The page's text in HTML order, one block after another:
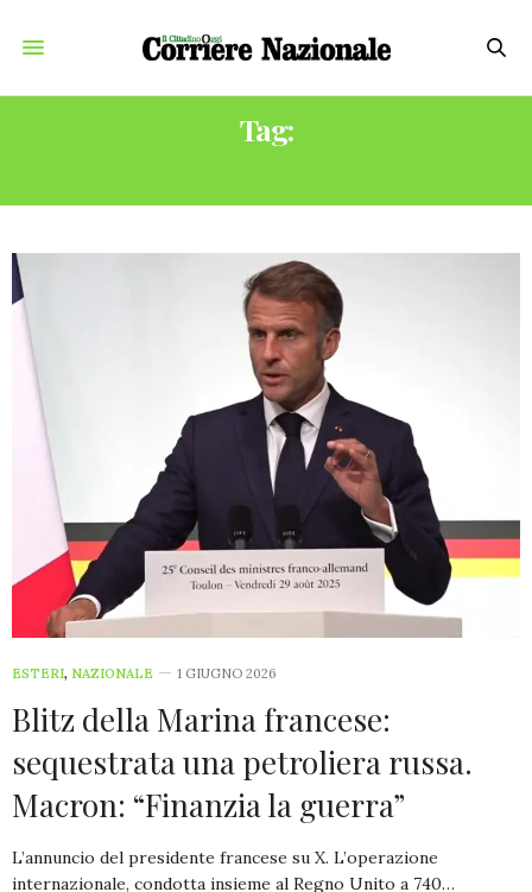
Tag:
ESTERI, NAZIONALE 1 GIUGNO 2026
Blitz della Marina francese:
sequestrata una petroliera russa.
Macron: “Finanzia la guerra”
L’annuncio del presidente francese su X. L’operazione
internazionale, condotta insieme al Regno Unito a 740…